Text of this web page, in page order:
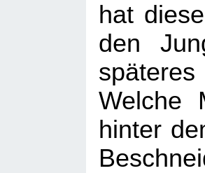
hat
den
Welche
hinter